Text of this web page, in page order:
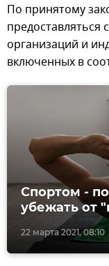
По принятому
предоставляться
организаций и
включенных в
22 марта 2021, 08:10
Спортом -
убежать от